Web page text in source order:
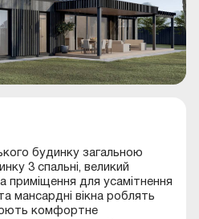
будинку загальною
3 спальні, великий
приміщення для усамітнення
мансардні вікна роблять
комфортне